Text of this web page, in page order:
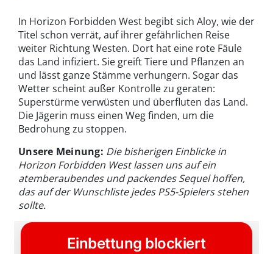
In Horizon Forbidden West begibt sich Aloy, wie der
Titel schon verrät, auf ihrer gefährlichen Reise
weiter Richtung Westen. Dort hat eine rote Fäule
das Land infiziert. Sie greift Tiere und Pflanzen an
und lässt ganze Stämme verhungern. Sogar das
Wetter scheint außer Kontrolle zu geraten:
Superstürme verwüsten und überfluten das Land.
Die Jägerin muss einen Weg finden, um die
Bedrohung zu stoppen.
Unsere Meinung: Die bisherigen Einblicke in
Horizon Forbidden West lassen uns auf ein
atemberaubendes und packendes Sequel hoffen,
das auf der Wunschliste jedes PS5-Spielers stehen
sollte.